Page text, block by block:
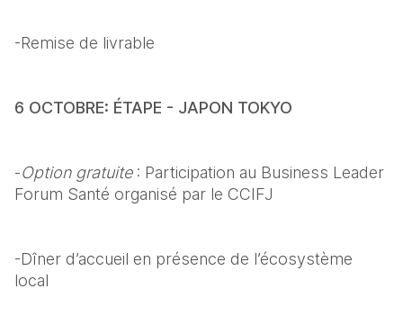
-Remise de livrable
6 OCTOBRE: ÉTAPE - JAPON TOKYO
-Option gratuite : Participation au Business Leader
Forum Santé organisé par le CCIFJ
-Dîner d’accueil en présence de l’écosystème
local